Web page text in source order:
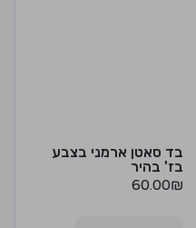
בד סאטן ארמני בצבע
בז' בהיר
60.00₪